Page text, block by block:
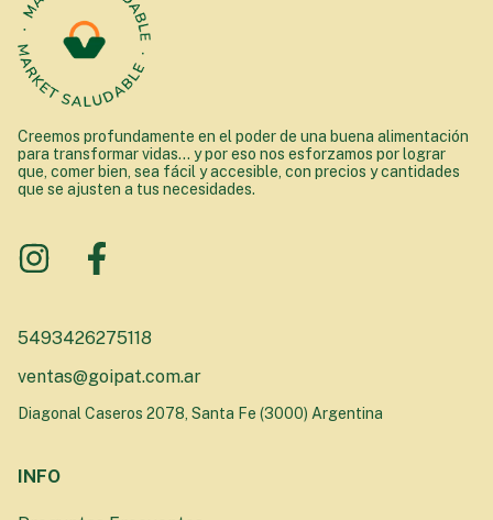
Creemos profundamente en el poder de una buena alimentación
para transformar vidas... y por eso nos esforzamos por lograr
que, comer bien, sea fácil y accesible, con precios y cantidades
que se ajusten a tus necesidades.
5493426275118
ventas@goipat.com.ar
Diagonal Caseros 2078, Santa Fe (3000) Argentina
INFO